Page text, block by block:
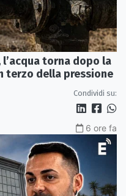
torna dopo la
terzo della pressione
Condividi su:
6 ore fa